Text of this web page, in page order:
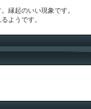
縁起のいい現象です。
ようです。